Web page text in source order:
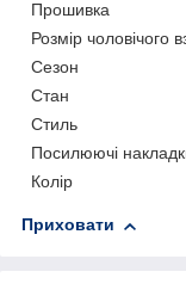
Прошивка
Розмір чоловічого
Сезон
Стан
Стиль
Посилюючі
Колір
Приховати